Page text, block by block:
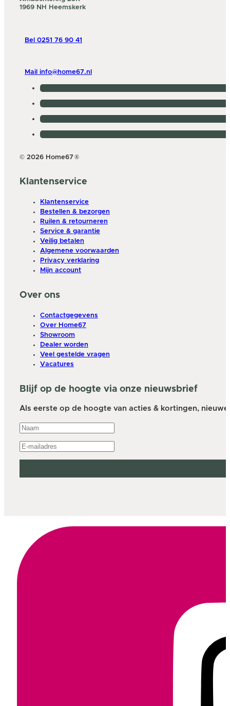
1969 NH Heemskerk
Bel 0251 76 90 41
Mail info@home67.nl
© 2026 Home67 ®
Klantenservice
Klantenservice
Bestellen & bezorgen
Ruilen & retourneren
Service & garantie
Veilig betalen
Algemene voorwaarden
Privacy verklaring
Mijn account
Over ons
Contactgegevens
Over Home67
Showroom
Dealer worden
Veel gestelde vragen
Vacatures
Blijf op de hoogte via onze nieuwsbrief
Als eerste op de hoogte van acties & kortingen,